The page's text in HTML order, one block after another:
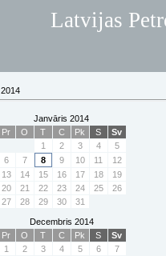
Latvijas
2014
Janvāris 2014
Pr
O T C Pk S
Sv
1
2 3 4
5
6
7 8 9 10 11
12
13
14 15 16 17 18
19
20
21 22 23 24 25
26
27
28 29 30 31
Decembris 2014
Pr
O T C Pk S
Sv
1
2 3 4 5 6
7